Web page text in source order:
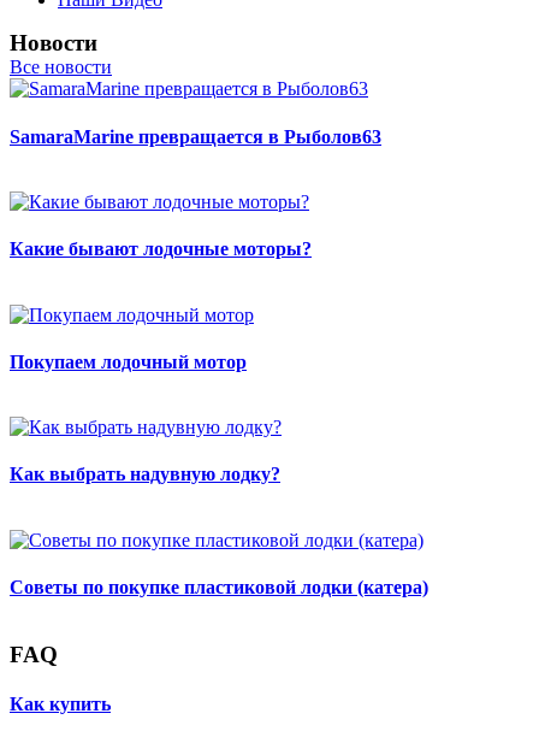
Новости
Все новости
SamaraMarine превращается в Рыболов63
Какие бывают лодочные моторы?
Покупаем лодочный мотор
Как выбрать надувную лодку?
Советы по покупке пластиковой лодки (катера)
FAQ
Как купить